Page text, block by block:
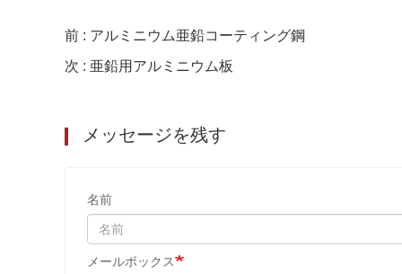
前 : アルミニウム亜鉛コーティング鋼
次 : 亜鉛用アルミニウム板
メッセージを残す
名前
メールボックス